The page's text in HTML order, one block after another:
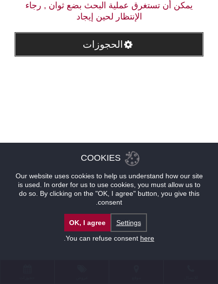
يمكن أن تستغرق عملية البحث بضع ثوان , رجاء
الإنتظار لحين إيجاد
الحجوزات
COOKIES
Our website uses cookies to help us understand how our site
is used. In order for us to use cookies, you must allow us to
do so. By clicking on the "OK, I agree" button, you give this
consent.
Settings
OK, I agree
You can refuse consent here
.